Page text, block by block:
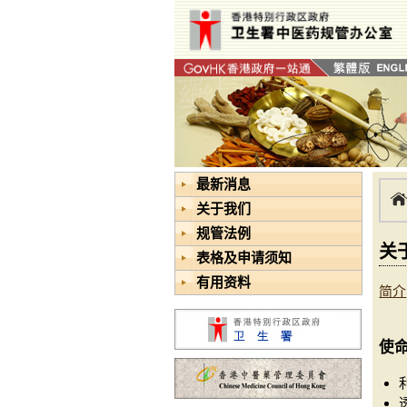
最新消息
关于我们
规管法例
表格及申请须知
有用资料
关
简介
使